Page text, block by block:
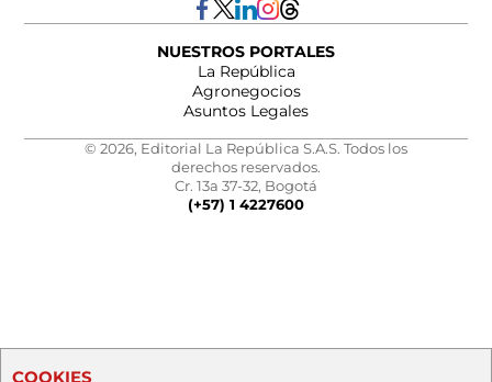
NUESTROS PORTALES
La República
Agronegocios
Asuntos Legales
© 2026, Editorial La República S.A.S. Todos los
derechos reservados.
Cr. 13a 37-32, Bogotá
(+57) 1 4227600
COOKIES